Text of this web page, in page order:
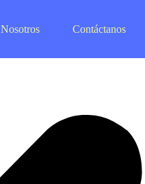
Nosotros Contáctanos